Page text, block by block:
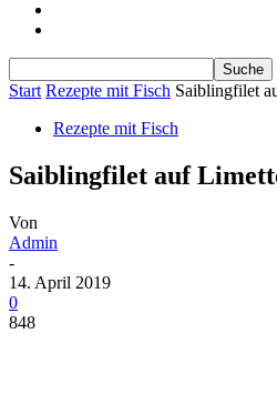
Start Rezepte mit Fisch Saiblingfilet
Rezepte mit Fisch
Saiblingfilet auf
Von
Admin
-
14. April 2019
0
848